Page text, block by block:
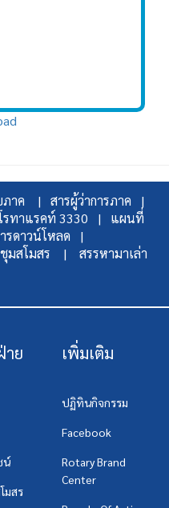
ภาค |
สารผู้ว่าการภาค |
รทาแรคท์ 3330 |
แผนที่
ารดาวน์โหลด |
ชุมสโมสร | สรรหามาเล่า
าย
น์
มสร
เพิ่มเติม
ปฏิทินกิจกรรม
Facebook
Rotary Brand
Center